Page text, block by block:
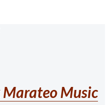
Marateo Music